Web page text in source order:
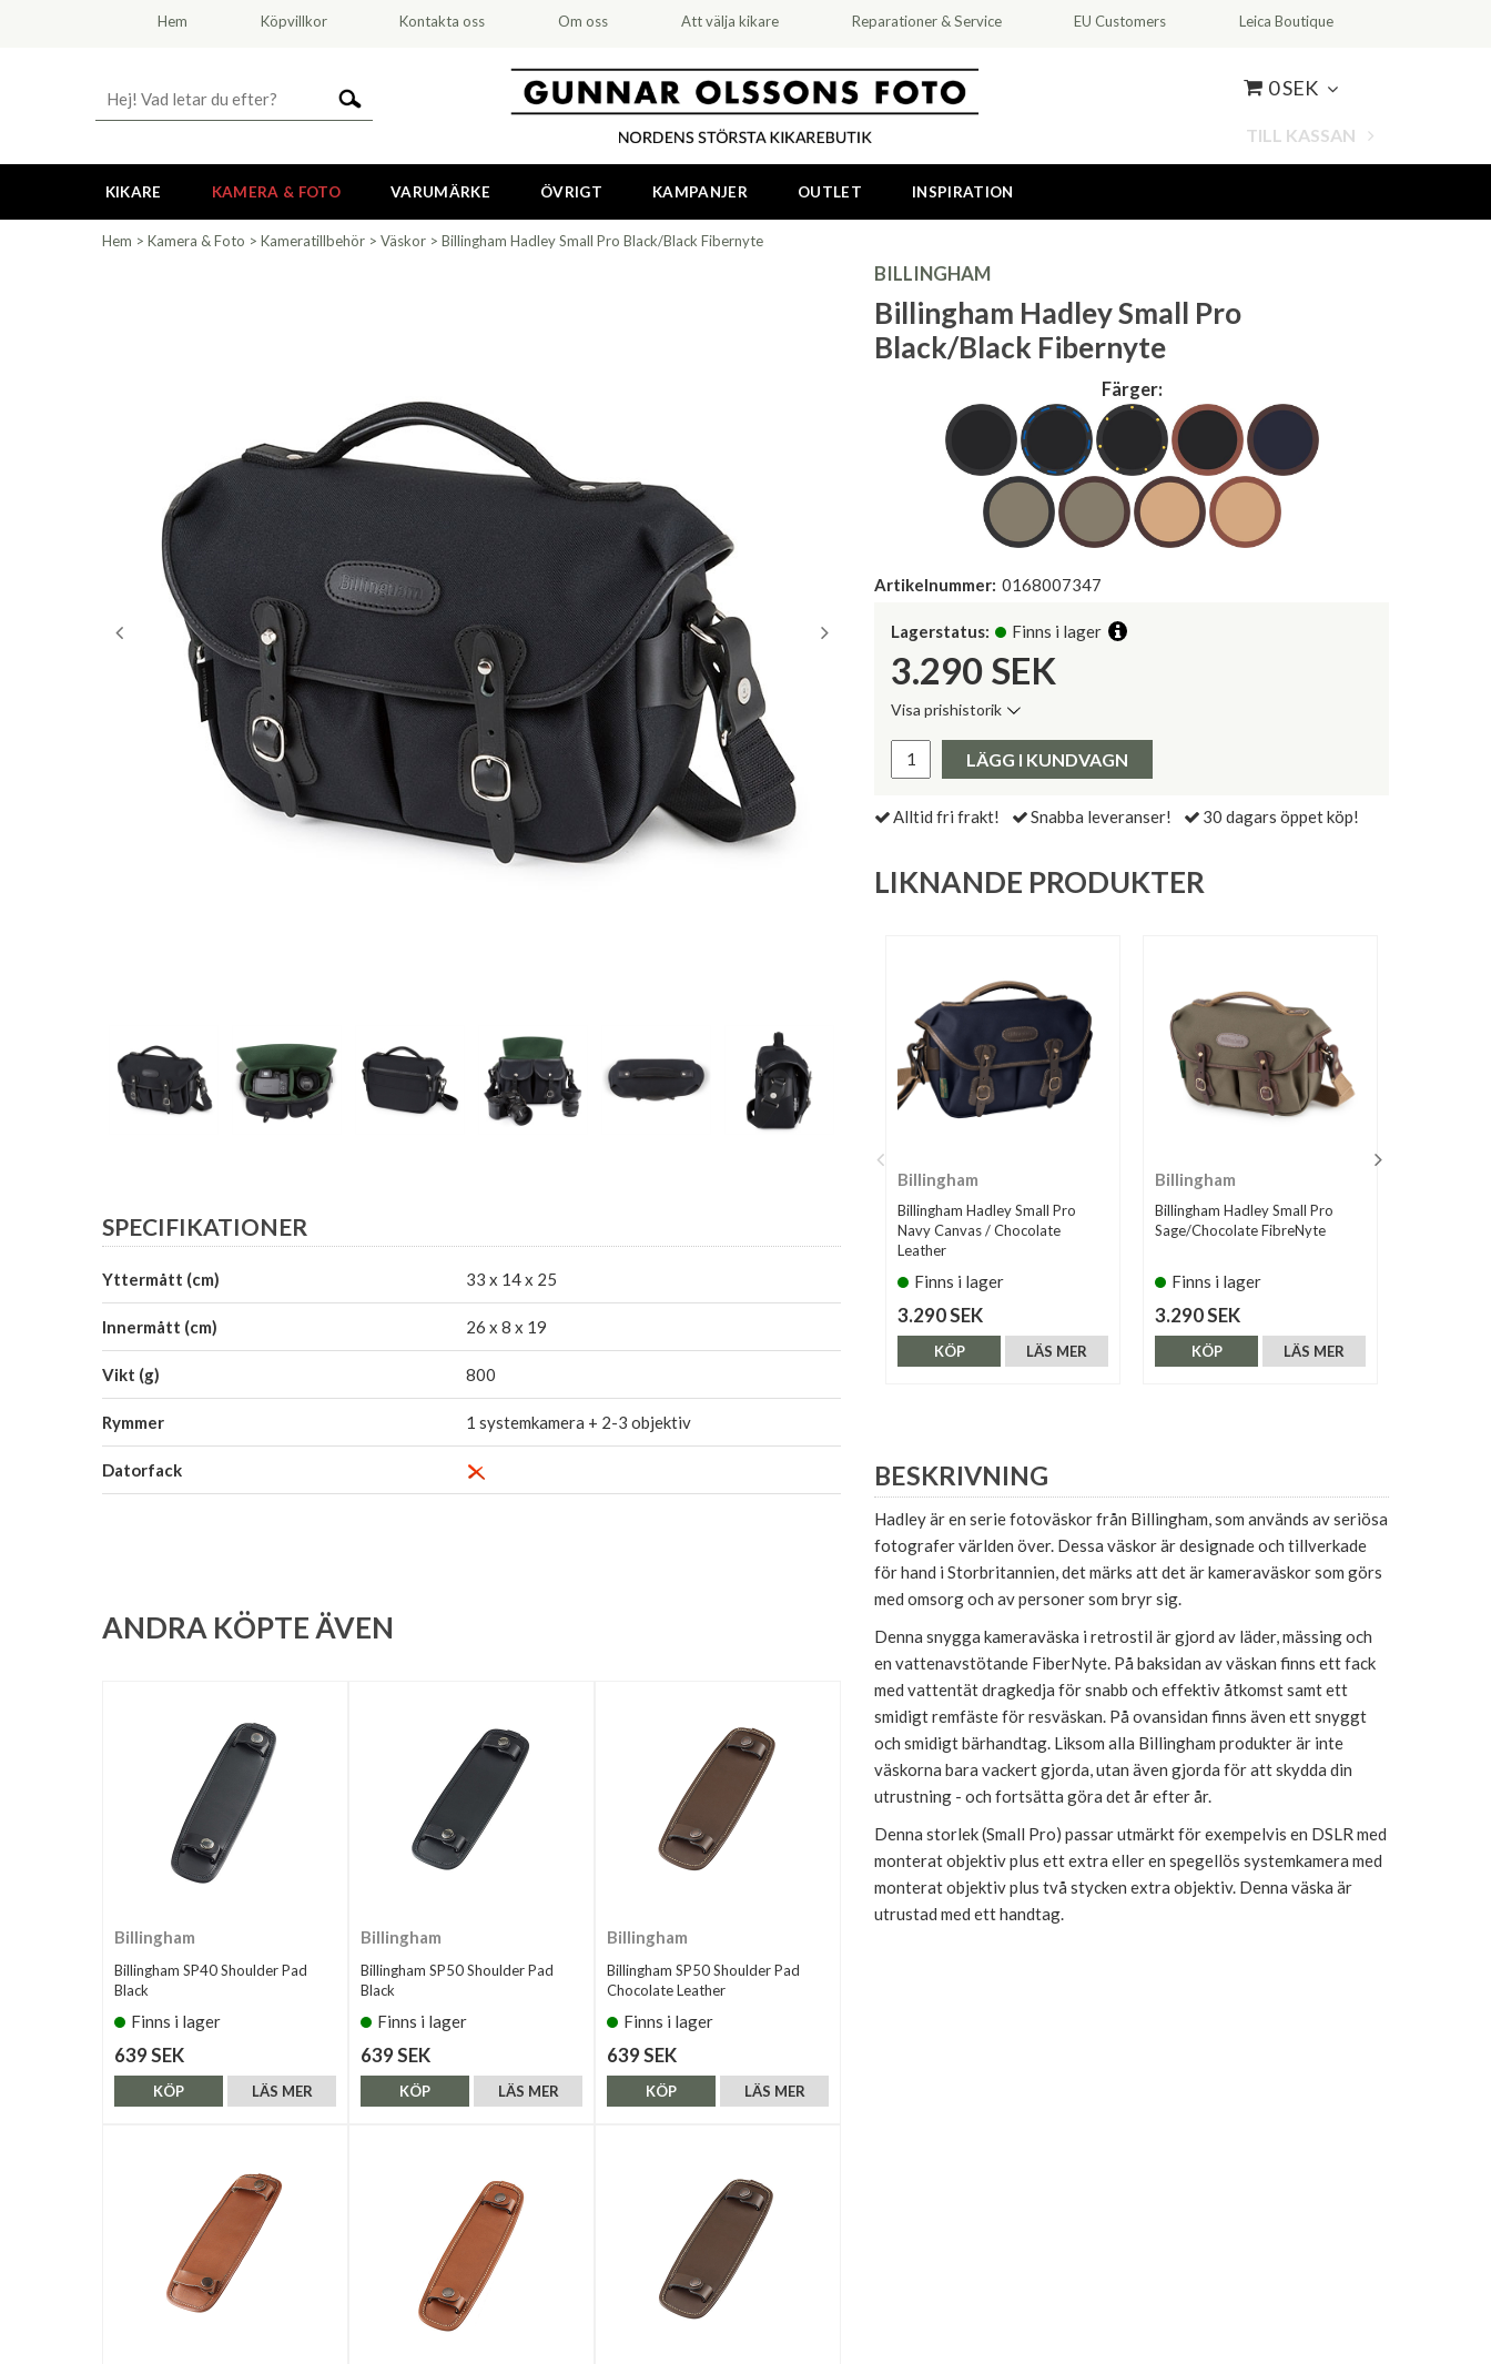
Hem Köpvillkor Kontakta oss Om oss Att välja kikare Reparationer & Service EU Customers Leica Boutique
0 SEK
TILL KASSAN
KIKARE KAMERA & FOTO VARUMÄRKE ÖVRIGT KAMPANJER OUTLET INSPIRATION
Hem > Kamera & Foto > Kameratillbehör > Väskor > Billingham Hadley Small Pro Black/Black Fibernyte
BILLINGHAM
Billingham Hadley Small Pro
Black/Black Fibernyte
Färger:
Artikelnummer: 0168007347
Lagerstatus: Finns i lager
3.290 SEK
Visa prishistorik
Pris:
LÄGG I KUNDVAGN
Alltid fri frakt! Snabba leveranser! 30 dagars öppet köp!
LIKNANDE PRODUKTER
Billingham
Billingham Hadley Small Pro
Navy Canvas / Chocolate
Leather
Finns i lager
3.290 SEK
LÄS MER
KÖP
Billingham
Billingham Hadley Small Pro
Sage/Chocolate FibreNyte
Finns i lager
3.290 SEK
LÄS MER
KÖP
BESKRIVNING
Hadley är en serie fotoväskor från Billingham, som används av seriösa
fotografer världen över. Dessa väskor är designade och tillverkade
för hand i Storbritannien, det märks att det är kameraväskor som görs
med omsorg och av personer som bryr sig.
Denna snygga kameraväska i retrostil är gjord av läder, mässing och
en vattenavstötande FiberNyte. På baksidan av väskan finns ett fack
med vattentät dragkedja för snabb och effektiv åtkomst samt ett
smidigt remfäste för resväskan. På ovansidan finns även ett snyggt
och smidigt bärhandtag. Liksom alla Billingham produkter är inte
väskorna bara vackert gjorda, utan även gjorda för att skydda din
utrustning - och fortsätta göra det år efter år.
Denna storlek (Small Pro) passar utmärkt för exempelvis en DSLR med
monterat objektiv plus ett extra eller en spegellös systemkamera med
monterat objektiv plus två stycken extra objektiv. Denna väska är
utrustad med ett handtag.
SPECIFIKATIONER
Yttermått (cm) 33 x 14 x 25
Innermått (cm) 26 x 8 x 19
Vikt (g) 800
Rymmer 1 systemkamera + 2-3 objektiv
Datorfack
ANDRA KÖPTE ÄVEN
Billingham
Billingham SP40 Shoulder Pad
Black
Finns i lager
639 SEK
LÄS MER
KÖP
Billingham
Billingham SP50 Shoulder Pad
Black
Finns i lager
639 SEK
LÄS MER
KÖP
Billingham
Billingham SP50 Shoulder Pad
Chocolate Leather
Finns i lager
639 SEK
LÄS MER
KÖP